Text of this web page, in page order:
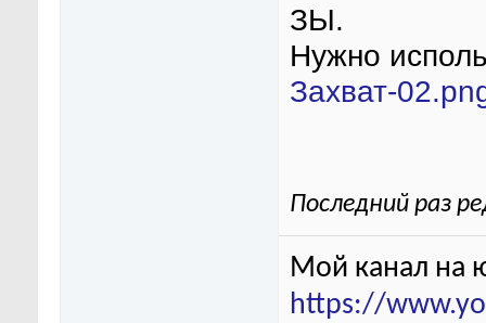
ЗЫ.
Нужно
Захват-
Последний раз
Мой канал на
https://